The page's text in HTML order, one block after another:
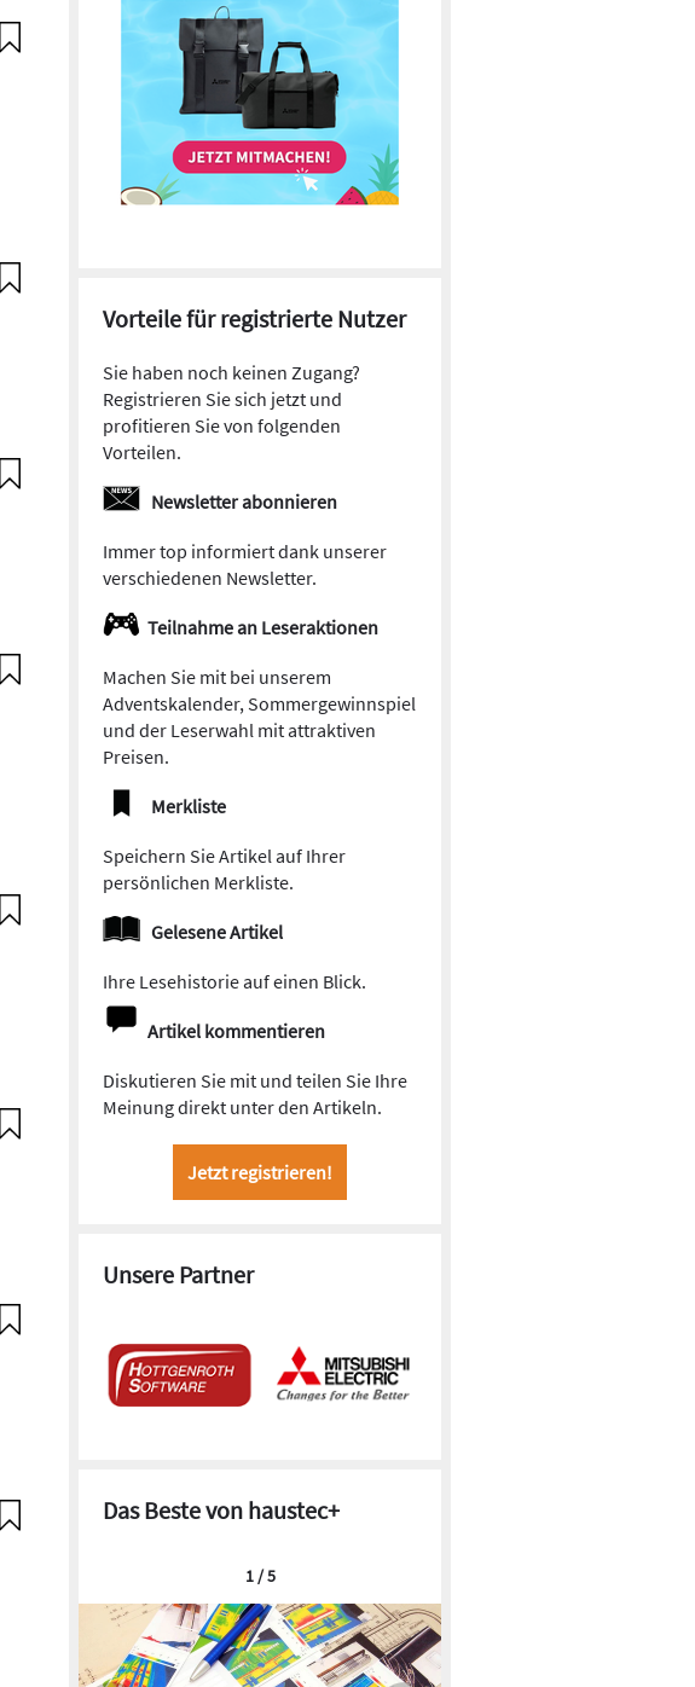
Vorteile für registrierte Nutzer
Sie haben noch keinen Zugang?
Registrieren Sie sich jetzt und
profitieren Sie von folgenden
Vorteilen.
Newsletter abonnieren
Immer top informiert dank unserer
verschiedenen Newsletter.
Teilnahme an Leseraktionen
Machen Sie mit bei unserem
Adventskalender, Sommergewinnspiel
und der Leserwahl mit attraktiven
Preisen.
Merkliste
Speichern Sie Artikel auf Ihrer
persönlichen Merkliste.
Gelesene Artikel
Ihre Lesehistorie auf einen Blick.
Artikel kommentieren
Diskutieren Sie mit und teilen Sie Ihre
Meinung direkt unter den Artikeln.
Jetzt registrieren!
Unsere Partner
Das Beste von haustec+
1 / 5